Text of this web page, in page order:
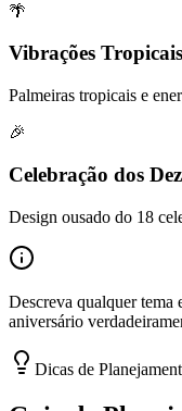
🌴
Vibrações Tropicais
Palmeiras tropicais e
🎉
Celebração dos
Design ousado do 18
Descreva qualquer tema
aniversário
Dicas de